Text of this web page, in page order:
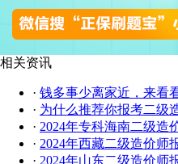
相关资讯
· 钱多事少离家近，来看
· 为什么推荐你报考二级
· 2024年专科海南二级造
· 2024年西藏二级造价师
· 2024年山东二级造价师